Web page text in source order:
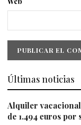
Últimas noticias
Alquiler
de 1.494 euros por